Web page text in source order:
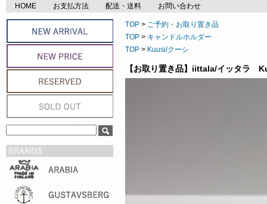
HOME お支払方法 配送・送料 お問い合わせ
TOP > ご予約・お取り置き品
TOP > キャンドルホルダー
TOP > Kuusi/クーシ
【お取り置き品】iittala/イッタラ